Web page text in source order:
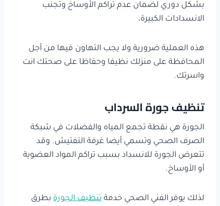
بشكل دوري لضمان عدم تراكم الأوساخ وتجنب
الانسدادات الكبيرة،
هذه العملية ضرورية ولا يجب التهاون فيها من أجل
المحافظة على منزلك نظيفا وحفاظا على صحتك انت
واسرتك.
تنظيف جورة السرداب
الجورة هي نقطة تجمع المياه والفضلات في شبكة
الصرف الصحي وتسمي أيضا غرفة التفتيش. وقد
تتعرض الجورة للانسداد بسبب تراكم المواد العضوية
أو الأوساخ.
لذلك يوفر الفني الصحي خدمة تنظيف الجورة بطرق